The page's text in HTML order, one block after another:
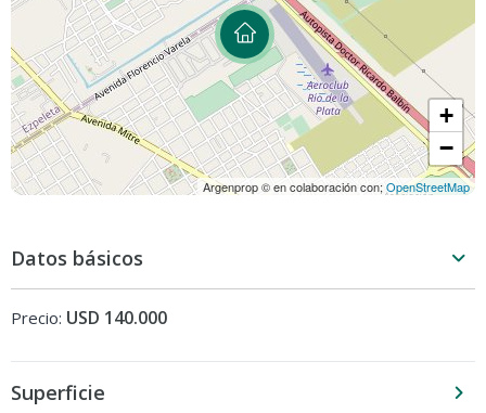
+
−
Argenprop © en colaboración con;OpenStreetMap
Datos básicos
Precio: USD 140.000
Superficie